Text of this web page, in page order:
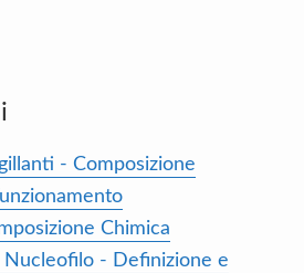
- Composizione
Chimica
Nucleofilo - Definizione e